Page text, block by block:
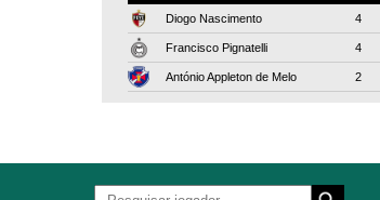
Diogo Nascimento
4
Francisco Pignatelli 4
António Appleton de Melo 2